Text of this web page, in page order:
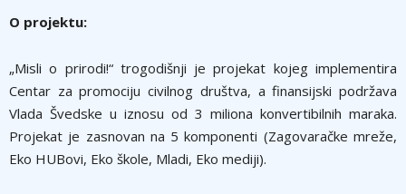
O projektu:
„Misli o prirodi!“ trogodišnji je projekat kojeg implementira
Centar za promociju civilnog društva, a finansijski podržava
Vlada Švedske u iznosu od 3 miliona konvertibilnih maraka.
Projekat je zasnovan na 5 komponenti (Zagovaračke mreže,
Eko HUBovi, Eko škole, Mladi, Eko mediji).